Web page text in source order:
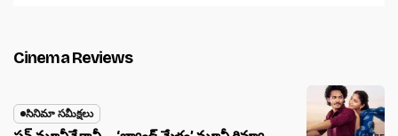
Cinema Reviews
సినిమా సమీక్షలు